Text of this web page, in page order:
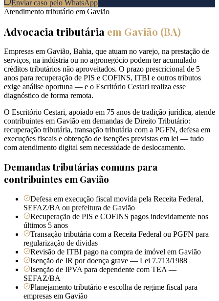
Enviar caso pelo WhatsApp
Atendimento tributário em Gavião
Advocacia tributária em Gavião (BA)
Empresas em Gavião, Bahia, que atuam no varejo, na prestação de
serviços, na indústria ou no agronegócio podem ter acumulado
créditos tributários não aproveitados. O prazo prescricional de 5
anos para recuperação de PIS e COFINS, ITBI e outros tributos
exige análise oportuna — e o Escritório Cestari realiza esse
diagnóstico de forma remota.
O Escritório Cestari, apoiado em 75 anos de tradição jurídica, atende
contribuintes em Gavião em demandas de Direito Tributário:
recuperação tributária, transação tributária com a PGFN, defesa em
execuções fiscais e obtenção de isenções previstas em lei — tudo
com atendimento digital sem necessidade de deslocamento.
Demandas tributárias comuns para
contribuintes em Gavião
Defesa em execução fiscal movida pela Receita Federal,
SEFAZ/BA ou prefeitura de Gavião
Recuperação de PIS e COFINS pagos indevidamente nos
últimos 5 anos
Transação tributária com a Receita Federal ou PGFN para
regularização de dívidas
Revisão de ITBI pago na compra de imóvel em Gavião
Isenção de IR por doença grave — Lei 7.713/1988
Isenção de IPVA para dependente com TEA —
SEFAZ/BA
Planejamento tributário e escolha de regime fiscal para
empresas em Gavião